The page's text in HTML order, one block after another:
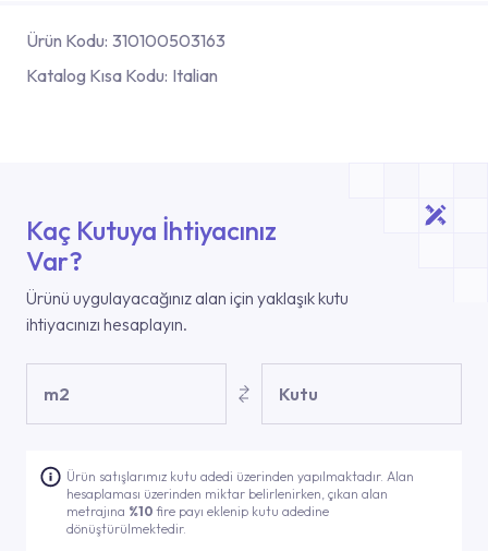
Ürün Kodu: 310100503163
Katalog Kısa Kodu: Italian
Kaç Kutuya İhtiyacınız
Var?
Ürünü uygulayacağınız alan için yaklaşık kutu
ihtiyacınızı hesaplayın.
m2 Kutu
Ürün satışlarımız kutu adedi üzerinden yapılmaktadır. Alan
hesaplaması üzerinden miktar belirlenirken, çıkan alan
metrajına %10fire payı eklenip kutu adedine
dönüştürülmektedir.